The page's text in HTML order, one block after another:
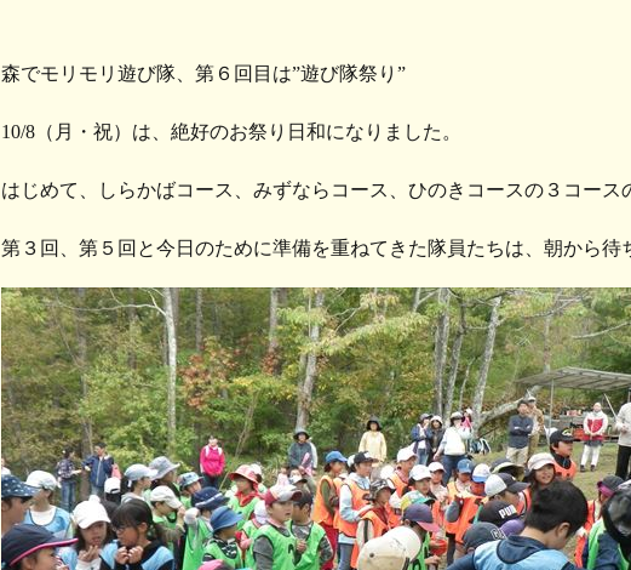
森でモリモリ遊び隊、第６回目は”遊び隊祭り”
10/8（月・祝）は、絶好のお祭り日和になりました。
はじめて、しらかばコース、みずならコース、ひのきコースの３コース
第３回、第５回と今日のために準備を重ねてきた隊員たちは、朝から待